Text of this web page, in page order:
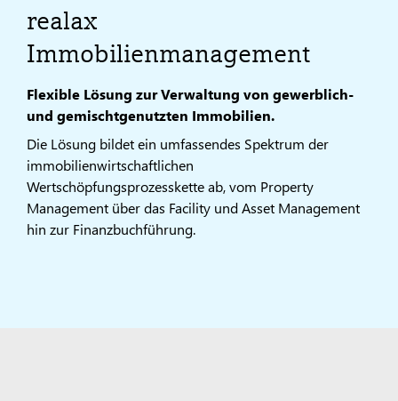
realax
Immobilienmanagement
Flexible Lösung zur Verwaltung von gewerblich-
und gemischtgenutzten Immobilien.
Die Lösung bildet ein umfassendes Spektrum der
immobilienwirtschaftlichen
Wertschöpfungsprozesskette ab, vom Property
Management über das Facility und Asset Management
hin zur Finanzbuchführung.